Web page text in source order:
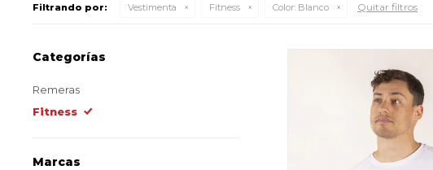
Filtrando por: Vestimenta Fitness Color: Blanco Quitar filtros
Categorías
Remeras
Fitness
Marcas